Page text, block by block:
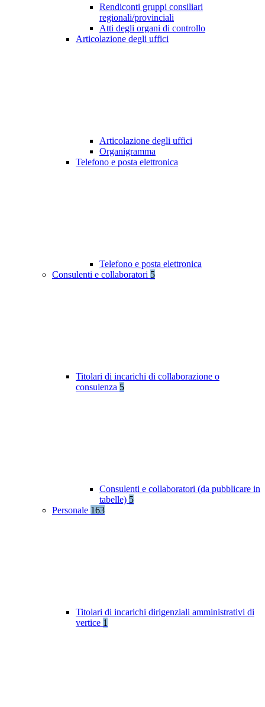
Rendiconti gruppi consiliari
regionali/provinciali
Atti degli organi di controllo
Articolazione degli uffici
Articolazione degli uffici
Organigramma
Telefono e posta elettronica
Telefono e posta elettronica
Consulenti e collaboratori 5
Titolari di incarichi di collaborazione o
consulenza 5
Consulenti e collaboratori (da pubblicare in
tabelle) 5
Personale 163
Titolari di incarichi dirigenziali amministrativi di
vertice 1